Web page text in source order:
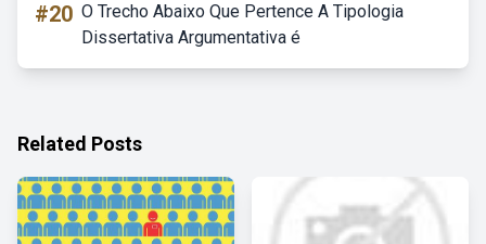
#20 O Trecho Abaixo Que Pertence A Tipologia
Dissertativa Argumentativa é
Related Posts